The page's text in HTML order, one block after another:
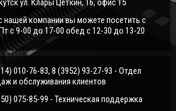
ул. Клары Цеткин, 16, офис 15
нашей компании вы можете посетить с
с 9-00 до 17-00 обед с 12-30 до 13-20
010-76-83, 8 (3952) 93-27-93 - Отдел
и обслуживания клиентов
075-85-99 - Техническая поддержка